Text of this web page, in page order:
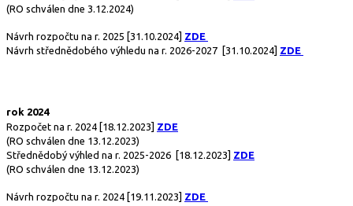
(RO schválen dne 3.12.2024)
Návrh rozpočtu na r. 2025 [31.10.2024] ZDE
Návrh střednědobého výhledu na r. 2026-2027 [31.10.2024] ZDE
rok 2024
Rozpočet na r. 2024 [18.12.2023] ZDE
(RO schválen dne 13.12.2023)
Střednědobý výhled na r. 2025-2026 [18.12.2023] ZDE
(RO schválen dne 13.12.2023)
Návrh rozpočtu na r. 2024 [19.11.2023] ZDE